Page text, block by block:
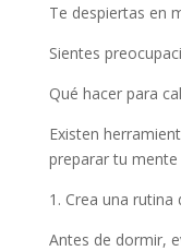
Te despiertas en
Sientes
Qué hacer para
Existen
preparar tu
1. Crea una rutina
Antes de dormir,